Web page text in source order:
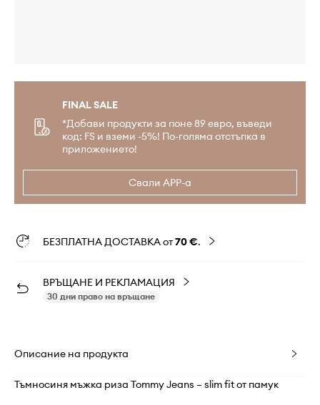
FINAL SALE
*Добави продукти за поне 89 евро, въведи
код: FS и вземи -5%! По-голяма отстъпка в
приложението!
Свали APP-а
БЕЗПЛАТНА ДОСТАВКА от70 €.
ВРЪЩАНЕ И РЕКЛАМАЦИЯ
30 дни право на връщане
Описание на продукта
Тъмносиня мъжка риза Tommy Jeans – slim fit от памук